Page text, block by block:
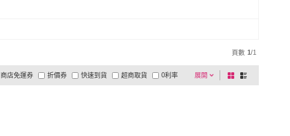
頁數 1/1
展開
折價券
有影片
商品有量 電視購物
快速到貨 超商取貨
大家電快配
商店免運券 0利率
棋
盤
列